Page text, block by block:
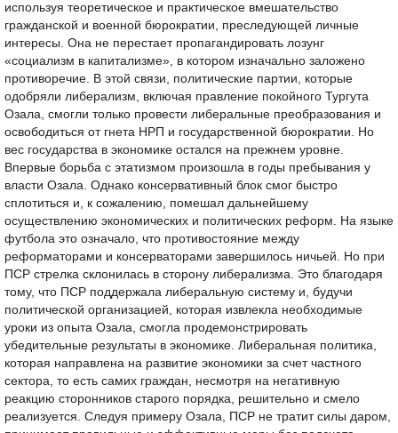
используя теоретическое и практическое вмешательство
гражданской и военной бюрократии, преследующей личные
интересы. Она не перестает пропагандировать лозунг
«социализм в капитализме», в котором изначально заложено
противоречие. В этой связи, политические партии, которые
одобряли либерализм, включая правление покойного Тургута
Озала, смогли только провести либеральные преобразования и
освободиться от гнета НРП и государственной бюрократии. Но
вес государства в экономике остался на прежнем уровне.
Впервые борьба с этатизмом произошла в годы пребывания у
власти Озала. Однако консервативный блок смог быстро
сплотиться и, к сожалению, помешал дальнейшему
осуществлению экономических и политических реформ. На языке
футбола это означало, что противостояние между
реформаторами и консерваторами завершилось ничьей. Но при
ПСР стрелка склонилась в сторону либерализма. Это благодаря
тому, что ПСР поддержала либеральную систему и, будучи
политической организацией, которая извлекла необходимые
уроки из опыта Озала, смогла продемонстрировать
убедительные результаты в экономике. Либеральная политика,
которая направлена на развитие экономики за счет частного
сектора, то есть самих граждан, несмотря на негативную
реакцию сторонников старого порядка, решительно и смело
реализуется. Следуя примеру Озала, ПСР не тратит силы даром,